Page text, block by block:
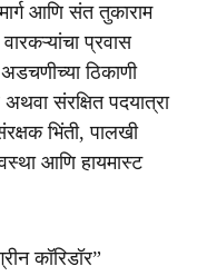
आणि संत तुकाराम
प्रवास
ठिकाणी
अथवा संरक्षित पदयात्रा
भिंती, पालखी
आणि हायमास्ट
कॉरिडॉर”